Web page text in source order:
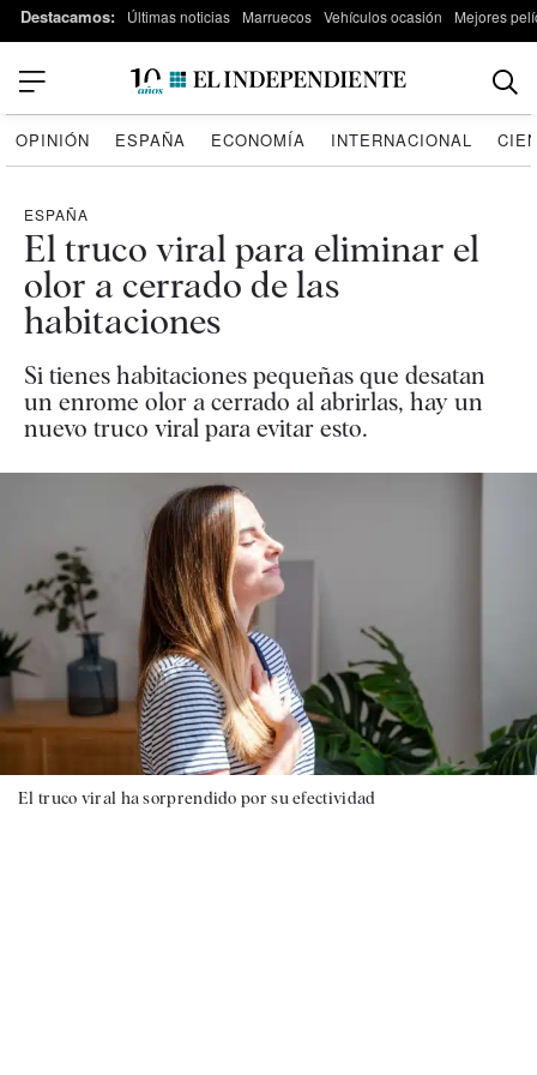
Destacamos: Últimas noticias Marruecos Vehículos ocasión Mejores
OPINIÓN ESPAÑA ECONOMÍA INTERNACIONAL
ESPAÑA
El truco viral para eliminar el
olor a cerrado de las
habitaciones
Si tienes habitaciones pequeñas que desatan
un enrome olor a cerrado al abrirlas, hay un
nuevo truco viral para evitar esto.
El truco viral ha sorprendido por su efectividad